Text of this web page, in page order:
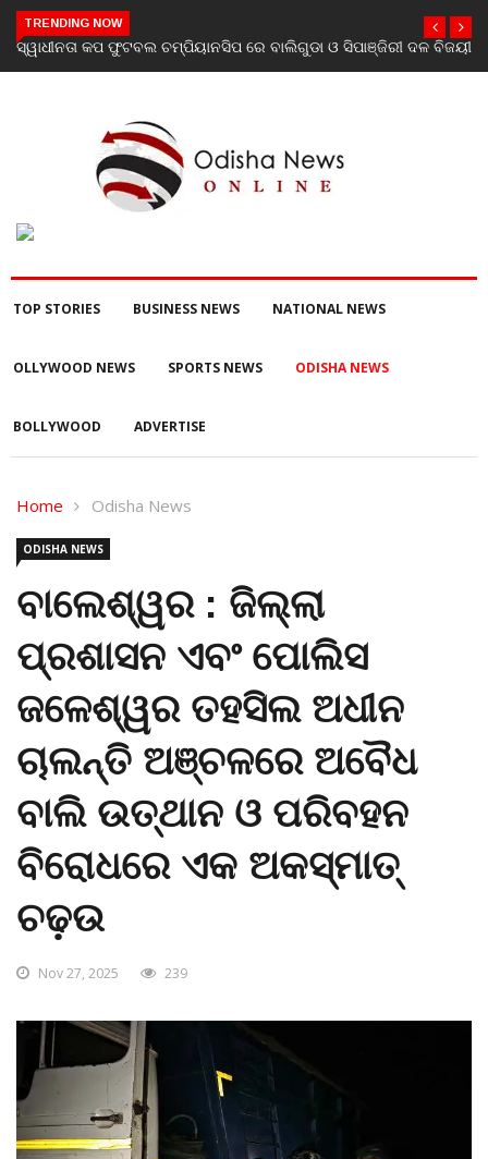
TRENDING NOW
ଯାଜପୁର ଗସ୍ତରେ ସ୍ୱାସ୍ଥ୍ୟ ମନ୍ତ୍ରୀ ଡ. ମୁକେଶ ମହାଲିଙ୍ଗ: ବନ୍ୟା
ପରବର୍ତ୍ତୀ ସ୍ୱାସ୍ଥ୍ୟସେବା ଓ ଜନସ୍ୱାସ୍ଥ୍ୟ ପରିଚାଳନାର କଲେ ସମୀକ୍ଷା
TOP STORIES BUSINESS NEWS NATIONAL NEWS
OLLYWOOD NEWS SPORTS NEWS ODISHA NEWS
BOLLYWOOD ADVERTISE
Home Odisha News
ODISHA NEWS
ବାଲେଶ୍ୱର : ଜିଲ୍ଲା
ପ୍ରଶାସନ ଏବଂ ପୋଲିସ
ଜଳେଶ୍ୱର ତହସିଲ ଅଧୀନ
ଚାଲନ୍ତି ଅଞ୍ଚଳରେ ଅବୈଧ
ବାଲି ଉତ୍ଥାନ ଓ ପରିବହନ
ବିରୋଧରେ ଏକ ଅକସ୍ମାତ୍
ଚଢ଼ଉ
Nov 27, 2025 239